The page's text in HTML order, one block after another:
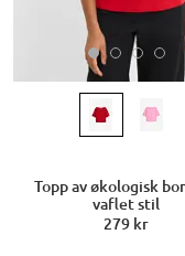
Topp av økologisk
vaflet stil
279 kr